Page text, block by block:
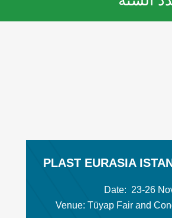
PLAST EURASIA
Date: 23-26
Venue: Tüyap Fair and